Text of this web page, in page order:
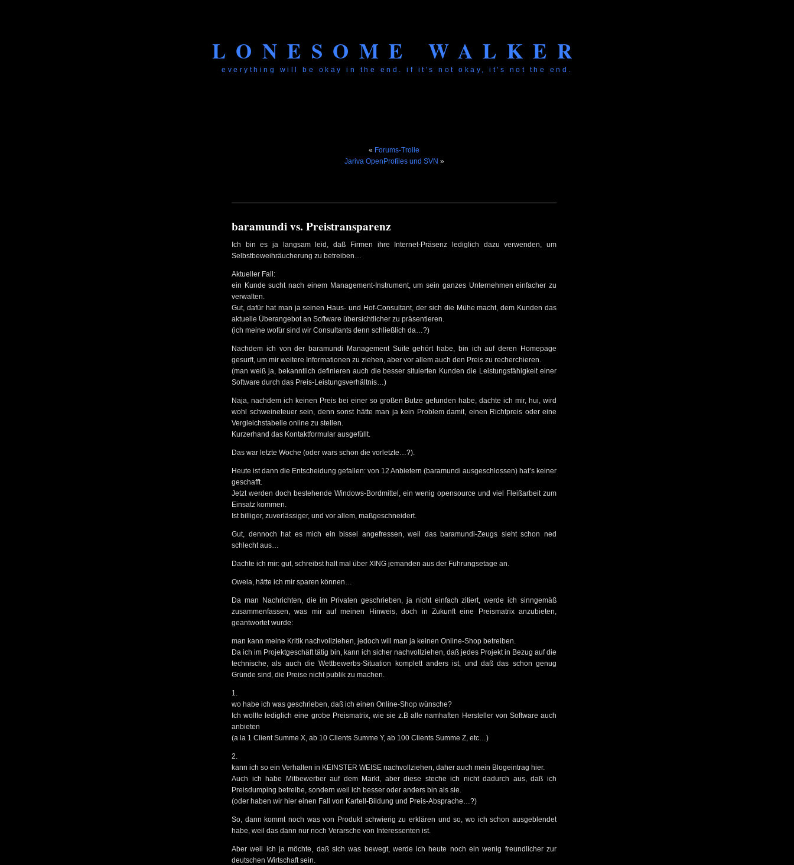
LONESOME WALKER
everything will be okay in the end. if it's not okay, it's not the end.
« Forums-Trolle
Jariva OpenProfiles und SVN »
baramundi vs. Preistransparenz
Ich bin es ja langsam leid, daß Firmen ihre Internet-Präsenz lediglich dazu verwenden, um
Selbstbeweihräucherung zu betreiben…
Aktueller Fall:
ein Kunde sucht nach einem Management-Instrument, um sein ganzes Unternehmen einfacher zu
verwalten.
Gut, dafür hat man ja seinen Haus- und Hof-Consultant, der sich die Mühe macht, dem Kunden das
aktuelle Überangebot an Software übersichtlicher zu präsentieren.
(ich meine wofür sind wir Consultants denn schließlich da…?)
Nachdem ich von der baramundi Management Suite gehört habe, bin ich auf deren Homepage
gesurft, um mir weitere Informationen zu ziehen, aber vor allem auch den Preis zu recherchieren.
(man weiß ja, bekanntlich definieren auch die besser situierten Kunden die Leistungsfähigkeit einer
Software durch das Preis-Leistungsverhältnis…)
Naja, nachdem ich keinen Preis bei einer so großen Butze gefunden habe, dachte ich mir, hui, wird
wohl schweineteuer sein, denn sonst hätte man ja kein Problem damit, einen Richtpreis oder eine
Vergleichstabelle online zu stellen.
Kurzerhand das Kontaktformular ausgefüllt.
Das war letzte Woche (oder wars schon die vorletzte…?).
Heute ist dann die Entscheidung gefallen: von 12 Anbietern (baramundi ausgeschlossen) hat’s keiner
geschafft.
Jetzt werden doch bestehende Windows-Bordmittel, ein wenig opensource und viel Fleißarbeit zum
Einsatz kommen.
Ist billiger, zuverlässiger, und vor allem, maßgeschneidert.
Gut, dennoch hat es mich ein bissel angefressen, weil das baramundi-Zeugs sieht schon ned
schlecht aus…
Dachte ich mir: gut, schreibst halt mal über XING jemanden aus der Führungsetage an.
Oweia, hätte ich mir sparen können…
Da man Nachrichten, die im Privaten geschrieben, ja nicht einfach zitiert, werde ich sinngemäß
zusammenfassen, was mir auf meinen Hinweis, doch in Zukunft eine Preismatrix anzubieten,
geantwortet wurde:
man kann meine Kritik nachvollziehen, jedoch will man ja keinen Online-Shop betreiben.
Da ich im Projektgeschäft tätig bin, kann ich sicher nachvollziehen, daß jedes Projekt in Bezug auf die
technische, als auch die Wettbewerbs-Situation komplett anders ist, und daß das schon genug
Gründe sind, die Preise nicht publik zu machen.
1.
wo habe ich was geschrieben, daß ich einen Online-Shop wünsche?
Ich wollte lediglich eine grobe Preismatrix, wie sie z.B alle namhaften Hersteller von Software auch
anbieten
(a la 1 Client Summe X, ab 10 Clients Summe Y, ab 100 Clients Summe Z, etc…)
2.
kann ich so ein Verhalten in KEINSTER WEISE nachvollziehen, daher auch mein Blogeintrag hier.
Auch ich habe Mitbewerber auf dem Markt, aber diese steche ich nicht dadurch aus, daß ich
Preisdumping betreibe, sondern weil ich besser oder anders bin als sie.
(oder haben wir hier einen Fall von Kartell-Bildung und Preis-Absprache…?)
So, dann kommt noch was von Produkt schwierig zu erklären und so, wo ich schon ausgeblendet
habe, weil das dann nur noch Verarsche von Interessenten ist.
Aber weil ich ja möchte, daß sich was bewegt, werde ich heute noch ein wenig freundlicher zur
deutschen Wirtschaft sein.